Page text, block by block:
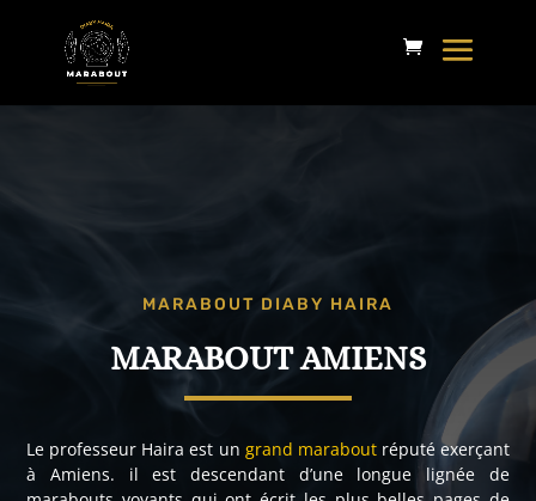
MARABOUT DIABY HAIRA
MARABOUT AMIENS
Le professeur Haira est un grand maraboutréputé exerçant
à Amiens. il est descendant d’une longue lignée de